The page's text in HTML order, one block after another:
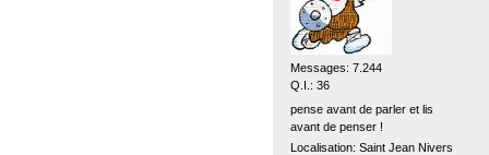
Messages: 7.244
Q.I.: 36
pense avant de parler et lis
avant de penser !
Localisation: Saint Jean Nivers